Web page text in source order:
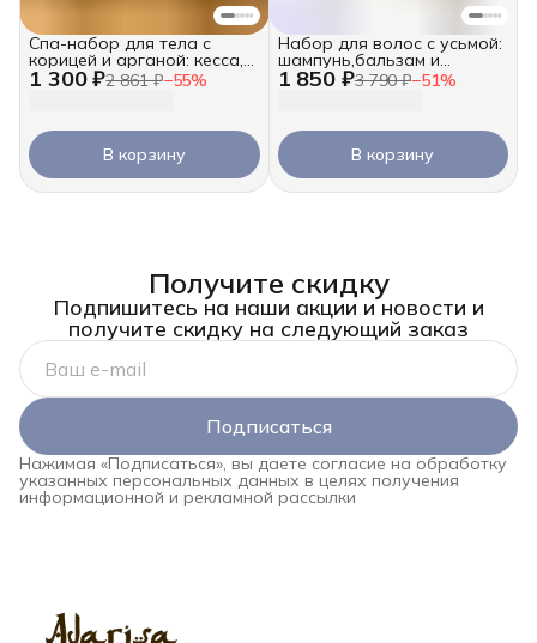
1 300 ₽2 861 ₽−55%
Спа-набор для тела с
корицей и арганой: кесса,
скраб и крем-баттер 2х250
мл
В корзину
1 850 ₽3 790 ₽−51%
Набор для волос с усьмой:
шампунь,бальзам и
гидролат
В корзину
Получите скидку
Подпишитесь на наши акции и новости и
получите скидку на следующий заказ
Подписаться
Нажимая «Подписаться», вы даете согласие на обработку
указанных персональных данных в целях получения
информационной и рекламной рассылки